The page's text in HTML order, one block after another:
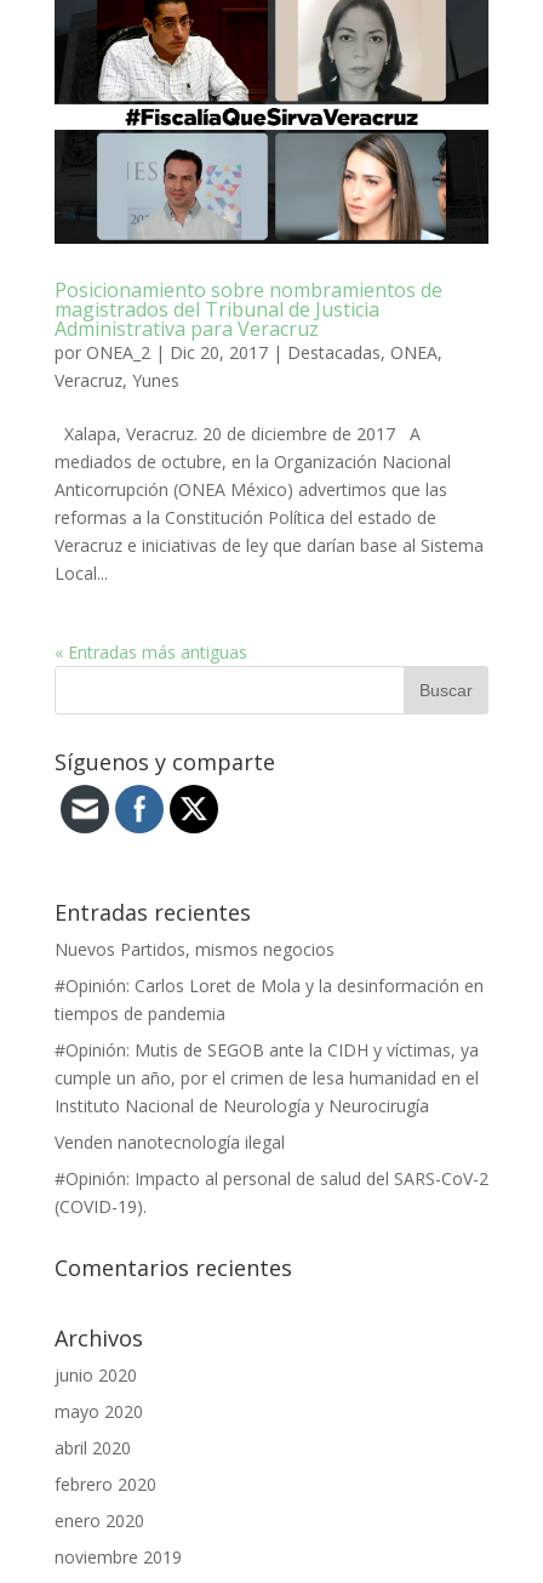
Posicionamiento sobre nombramientos de
magistrados del Tribunal de Justicia
Administrativa para Veracruz
por ONEA_2 | Dic 20, 2017| Destacadas, ONEA,
Veracruz, Yunes
Xalapa, Veracruz. 20 de diciembre de 2017 A
mediados de octubre, en la Organización Nacional
Anticorrupción (ONEA México) advertimos que las
reformas a la Constitución Política del estado de
Veracruz e iniciativas de ley que darían base al Sistema
Local...
« Entradas más antiguas
Síguenos y comparte
Entradas recientes
Nuevos Partidos, mismos negocios
#Opinión: Carlos Loret de Mola y la desinformación en
tiempos de pandemia
#Opinión: Mutis de SEGOB ante la CIDH y víctimas, ya
cumple un año, por el crimen de lesa humanidad en el
Instituto Nacional de Neurología y Neurocirugía
Venden nanotecnología ilegal
#Opinión: Impacto al personal de salud del SARS-CoV-2
(COVID-19).
Comentarios recientes
Archivos
junio 2020
mayo 2020
abril 2020
febrero 2020
enero 2020
noviembre 2019